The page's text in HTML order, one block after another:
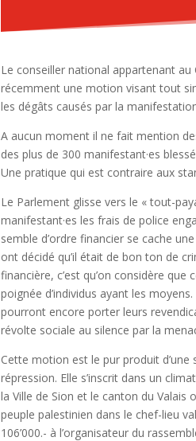
Le conseiller national appartenant
récemment une motion visant tout
les dégâts causés par la
A aucun moment il ne fait mention
des plus de 300 manifestant·es
Une pratique qui est contraire aux
Le Parlement glisse vers le « tout-
manifestant·es les frais de police
semble d’ordre financier se cache
ont décidé qu’il était de bon ton de
financière, c’est qu’on considère
poignée d’individus ayant les
pourront encore porter leurs
révolte sociale au silence par la
Cette motion est le pur produit
répression. Elle s’inscrit dans un
la Ville de Sion et le canton du
peuple palestinien dans le chef-lieu
106’000.- à l’organisateur du